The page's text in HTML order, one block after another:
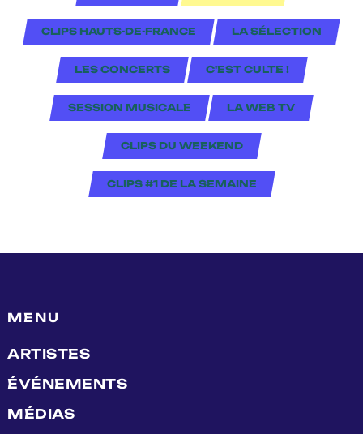
CLIPS HAUTS-DE-FRANCE LA SÉLECTION
LES CONCERTS C'EST CULTE !
SESSION MUSICALE LA WEB TV
CLIPS DU WEEKEND
CLIPS #1 DE LA SEMAINE
MENU
ARTISTES
ÉVÉNEMENTS
MÉDIAS